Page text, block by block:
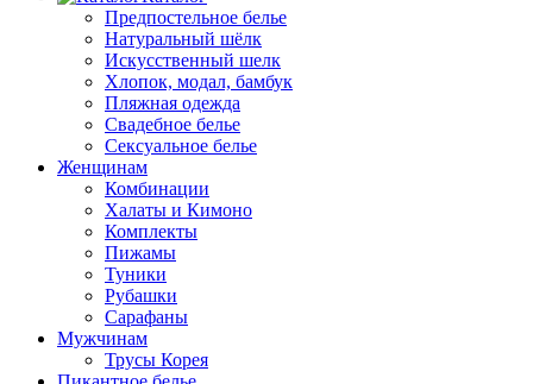
Предпостельное белье
Натуральный шёлк
Искусственный шелк
Хлопок, модал, бамбук
Пляжная одежда
Свадебное белье
Сексуальное белье
Женщинам
Комбинации
Халаты и Кимоно
Комплекты
Пижамы
Туники
Рубашки
Сарафаны
Мужчинам
Трусы Корея